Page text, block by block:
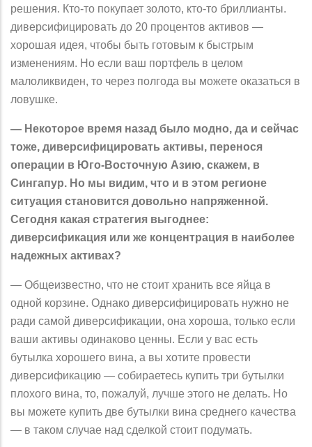
решения. Кто-то покупает золото, кто-то бриллианты.
диверсифицировать до 20 процентов активов —
хорошая идея, чтобы быть готовым к быстрым
изменениям. Но если ваш портфель в целом
малоликвиден, то через полгода вы можете оказаться в
ловушке.
— Некоторое время назад было модно, да и сейчас
тоже, диверсифицировать активы, перенося
операции в Юго-Восточную Азию, скажем, в
Сингапур. Но мы видим, что и в этом регионе
ситуация становится довольно напряженной.
Сегодня какая стратегия выгоднее:
диверсификация или же концентрация в наиболее
надежных активах?
— Общеизвестно, что не стоит хранить все яйца в
одной корзине. Однако диверсифицировать нужно не
ради самой диверсификации, она хороша, только если
ваши активы одинаково ценны. Если у вас есть
бутылка хорошего вина, а вы хотите провести
диверсификацию — собираетесь купить три бутылки
плохого вина, то, пожалуй, лучше этого не делать. Но
вы можете купить две бутылки вина среднего качества
— в таком случае над сделкой стоит подумать.